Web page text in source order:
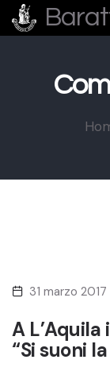
31 marzo 2017
A
“Si suoni